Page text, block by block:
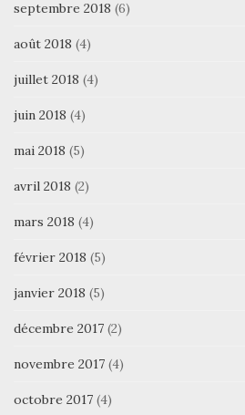
septembre 2018 (6)
août 2018 (4)
juillet 2018 (4)
juin 2018 (4)
mai 2018 (5)
avril 2018 (2)
mars 2018 (4)
février 2018 (5)
janvier 2018 (5)
décembre 2017 (2)
novembre 2017 (4)
octobre 2017 (4)